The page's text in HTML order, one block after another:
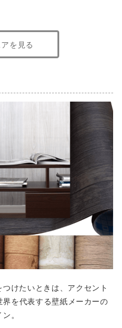
を見る
けたいときは、アクセント
を代表する壁紙メーカーの
。